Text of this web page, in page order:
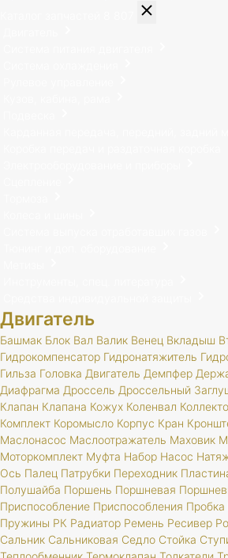
Двигатель
Башмак Блок Вал Валик Венец Вкладыш
Гидрокомпенсатор Гидронатяжитель
Гильза Головка Двигатель Демпфер
Диафрагма Дроссель Дроссельный
Клапан Клапана Кожух Коленвал
Комплект Коромысло Корпус Кран
Маслонасос Маслоотражатель Маховик
Моторкомплект Муфта Набор Насос
Ось Палец Патрубки Переходник
Полушайба Поршень Поршневая
Приспособление Приспособления Пробка
Пружины РК Радиатор Ремень Ресивер
Сальник Сальниковая Седло Стойка